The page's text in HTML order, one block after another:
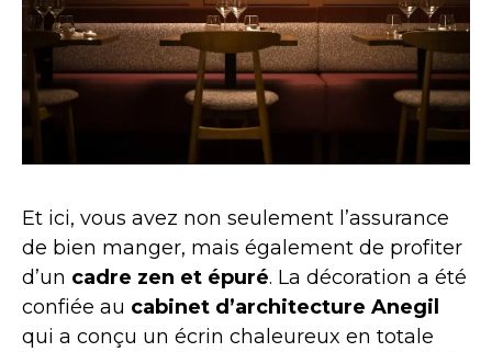
Et ici, vous avez non seulement l’assurance
de bien manger, mais également de profiter
d’un cadre zen et épuré. La décoration a été
confiée au cabinet d’architecture Anegil
qui a conçu un écrin chaleureux en totale